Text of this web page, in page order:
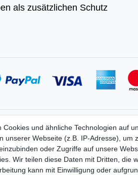
als zusätzlichen Schutz
Vertrag
Cookies und ähnliche Technologien auf
unserer Webseite (z.B. IP-Adresse),
oder Zugriffe auf unsere
Wir teilen diese Daten mit Dritten, die
kann mit Einwilligung oder